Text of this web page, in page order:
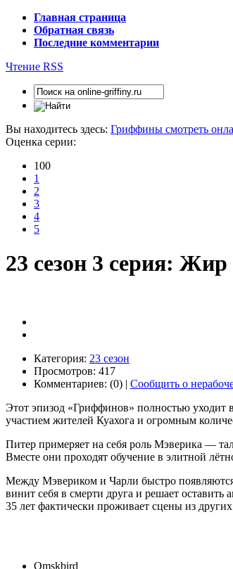
Главная страница
Обратная связь
Последние комментарии
Чтение RSS
Вы находитесь здесь: Гриффины смотреть
Оценка серии:
100
1
2
3
4
5
23 сезон 3 серия: Жир
Категория: 23 сезон
Просмотров: 417
Комментариев: (0) | Сообщить о
Этот эпизод «Гриффинов» полностью уходит
участием жителей Куахога и огромным
Питер примеряет на себя роль Мэверика —
Вместе они проходят обучение в элитной
Между Мэвериком и Чарли быстро появляются
винит себя в смерти друга и решает
35 лет фактически проживает сцены из
Omskbird